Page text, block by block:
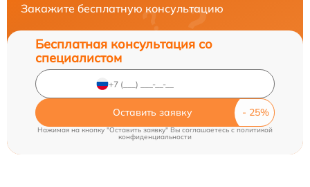
Закажите бесплатную консультацию
Бесплатная консультация со
специалистом
Оставить заявку
Нажимая на кнопку "Оставить заявку" Вы соглашаетесь cполитикой
конфиденциальности